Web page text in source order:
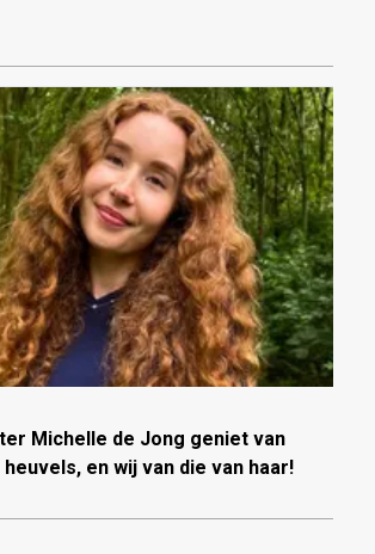
Michelle de Jong geniet van
en wij van die van haar!